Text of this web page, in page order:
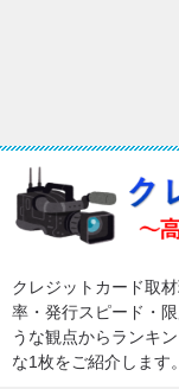
クレジットカード取
率・発行スピード・
うな観点からランキ
な1枚をご紹介します。